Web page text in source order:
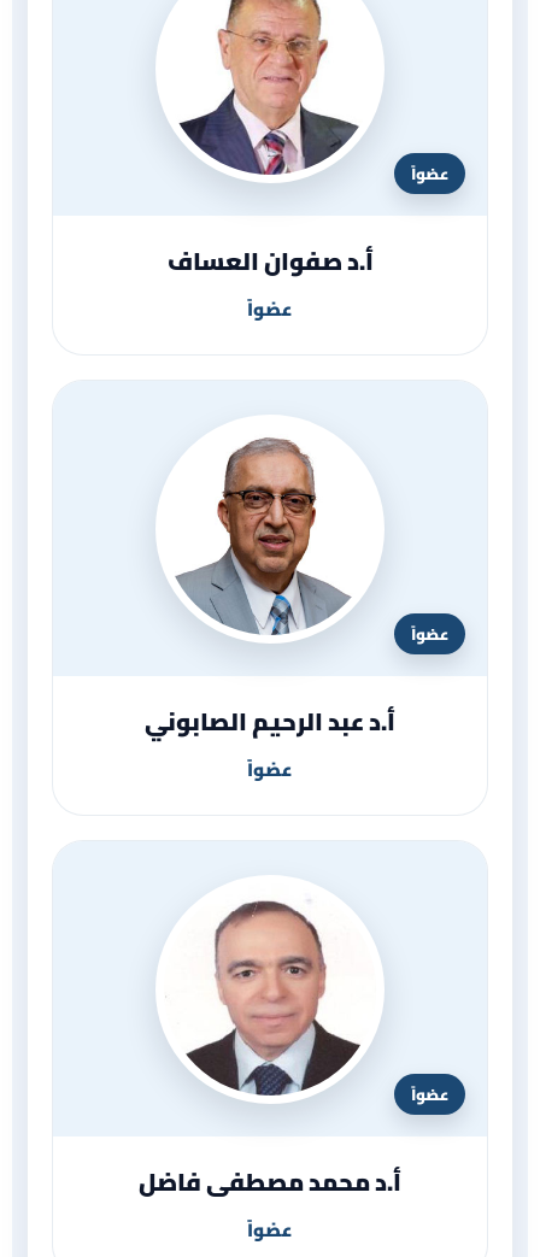
عضواً
أ.د صفوان العساف
عضواً
عضواً
أ.د عبد الرحيم الصابوني
عضواً
عضواً
أ.د محمد مصطفى فاضل
عضواً